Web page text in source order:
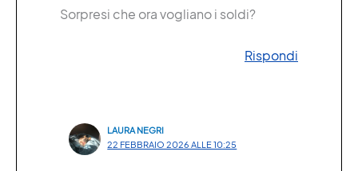
Sorpresi che ora vogliano i soldi?
Rispondi
LAURA NEGRI
22 FEBBRAIO 2026 ALLE 10:25